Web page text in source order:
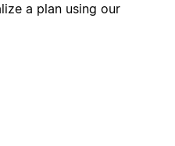
a plan using our